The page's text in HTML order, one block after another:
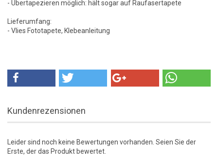
- Übertapezieren möglich: hält sogar auf Raufasertapete
Lieferumfang:
- Vlies Fototapete, Klebeanleitung
Kundenrezensionen
Leider sind noch keine Bewertungen vorhanden. Seien Sie der
Erste, der das Produkt bewertet.